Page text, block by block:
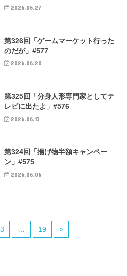
2026.06.27
第326回「ゲームマーケット行った
のだが」#577
2026.06.20
第325回「分身人形専門家としてテ
レビに出たよ」#576
2026.06.13
第324回「揚げ物半額キャンペー
ン」#575
2026.06.06
3 19 >